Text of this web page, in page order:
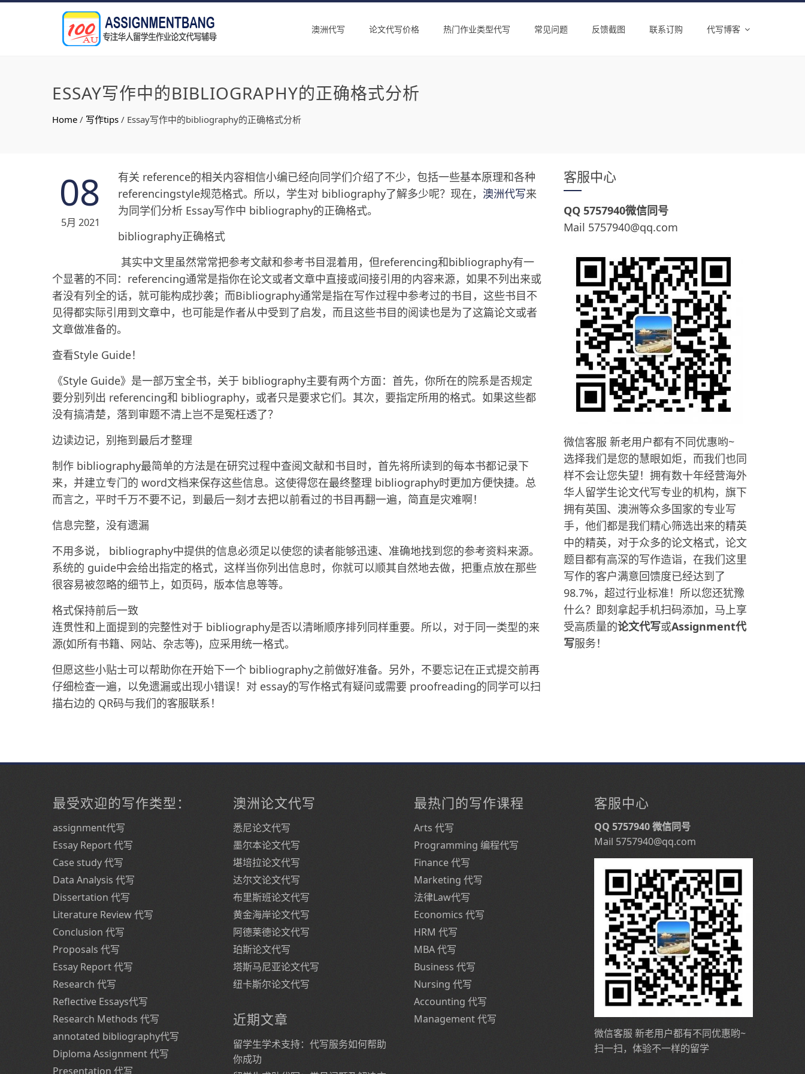
澳洲代写 论文代写价格 热门作业类型代写 常见问题 反馈截图 联系订购 代写博客
ESSAY写作中的BIBLIOGRAPHY的正确格式分析
Home / 写作tips / Essay写作中的bibliography的正确格式分析
08
5月 2021
有关 reference的相关内容相信小编已经向同学们介绍了不少，包括一些基本原理和各种
referencingstyle规范格式。所以，学生对 bibliography了解多少呢？现在， 澳洲代写来
为同学们分析 Essay写作中 bibliography的正确格式。
bibliography正确格式
其实中文里虽然常常把参考文献和参考书目混着用，但referencing和bibliography有一
个显著的不同：referencing通常是指你在论文或者文章中直接或间接引用的内容来源，如果不列出来或
者没有列全的话，就可能构成抄袭；而Bibliography通常是指在写作过程中参考过的书目，这些书目不
见得都实际引用到文章中，也可能是作者从中受到了启发，而且这些书目的阅读也是为了这篇论文或者
文章做准备的。
查看Style Guide！
《Style Guide》是一部万宝全书，关于 bibliography主要有两个方面：首先，你所在的院系是否规定
要分别列出 referencing和 bibliography，或者只是要求它们。其次，要指定所用的格式。如果这些都
没有搞清楚，落到审题不清上岂不是冤枉透了？
边读边记，别拖到最后才整理
制作 bibliography最简单的方法是在研究过程中查阅文献和书目时，首先将所读到的每本书都记录下
来，并建立专门的 word文档来保存这些信息。这使得您在最终整理 bibliography时更加方便快捷。总
而言之，平时千万不要不记，到最后一刻才去把以前看过的书目再翻一遍，简直是灾难啊！
信息完整，没有遗漏
不用多说， bibliography中提供的信息必须足以使您的读者能够迅速、准确地找到您的参考资料来源。
系统的 guide中会给出指定的格式，这样当你列出信息时，你就可以顺其自然地去做，把重点放在那些
很容易被忽略的细节上，如页码，版本信息等等。
格式保持前后一致
连贯性和上面提到的完整性对于 bibliography是否以清晰顺序排列同样重要。所以，对于同一类型的来
源(如所有书籍、网站、杂志等)，应采用统一格式。
但愿这些小贴士可以帮助你在开始下一个 bibliography之前做好准备。另外，不要忘记在正式提交前再
仔细检查一遍，以免遗漏或出现小错误！对 essay的写作格式有疑问或需要 proofreading的同学可以扫
描右边的 QR码与我们的客服联系！
客服中心
QQ 5757940微信同号
Mail 5757940@qq.com
微信客服 新老用户都有不同优惠哟~
选择我们是您的慧眼如炬，而我们也同
样不会让您失望！拥有数十年经营海外
华人留学生论文代写专业的机构，旗下
拥有英国、澳洲等众多国家的专业写
手，他们都是我们精心筛选出来的精英
中的精英，对于众多的论文格式，论文
题目都有高深的写作造诣，在我们这里
写作的客户满意回馈度已经达到了
98.7%，超过行业标准！所以您还犹豫
什么？即刻拿起手机扫码添加，马上享
受高质量的论文代写或Assignment代
写服务！
最受欢迎的写作类型：
assignment代写
Essay Report 代写
Case study 代写
Data Analysis 代写
Dissertation 代写
Literature Review 代写
Conclusion 代写
Proposals 代写
Essay Report 代写
Research 代写
Reflective Essays代写
Research Methods 代写
annotated bibliography代写
Diploma Assignment 代写
Presentation 代写
澳洲论文代写
悉尼论文代写
墨尔本论文代写
堪培拉论文代写
达尔文论文代写
布里斯班论文代写
黄金海岸论文代写
阿德莱德论文代写
珀斯论文代写
塔斯马尼亚论文代写
纽卡斯尔论文代写
近期文章
留学生学术支持：代写服务如何帮助
你成功
最热门的写作课程
Arts 代写
Programming 编程代写
Finance 代写
Marketing 代写
法律Law代写
Economics 代写
HRM 代写
MBA 代写
Business 代写
Nursing 代写
Accounting 代写
Management 代写
客服中心
QQ 5757940 微信同号
Mail 5757940@qq.com
微信客服 新老用户都有不同优惠哟~
扫一扫，体验不一样的留学